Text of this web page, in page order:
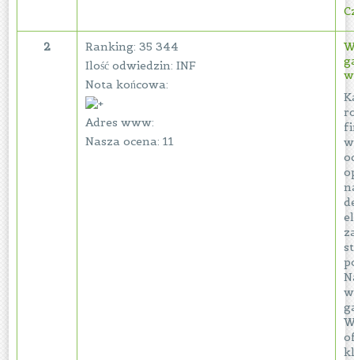
2
Ranking: 35 344
Ilość odwiedzin: INF
Nota końcowa:
Adres www:
Nasza ocena: 11